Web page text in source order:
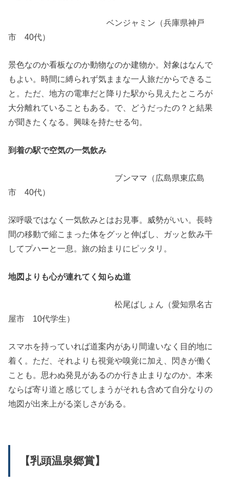
ベンジャミン（兵庫県神戸
市 40代）
景色なのか看板なのか動物なのか建物か。対象はなんで
もよい。時間に縛られず気ままな一人旅だからできるこ
と。ただ、地方の電車だと降りた駅から見えたところが
大分離れていることもある。で、どうだったの？と結果
が聞きたくなる。興味を持たせる句。
到着の駅で空気の一気飲み
ブンママ（広島県東広島
市 40代）
深呼吸ではなく一気飲みとはお見事。威勢がいい。長時
間の移動で縮こまった体をグッと伸ばし、ガッと飲み干
してプハーと一息。旅の始まりにピッタリ。
地図よりも心が連れてく知らぬ道
松尾ばしょん（愛知県名古
屋市 10代学生）
スマホを持っていれば道案内があり間違いなく目的地に
着く。ただ、それよりも視覚や嗅覚に加え、閃きが働く
ことも。思わぬ発見があるのか行き止まりなのか。本来
ならば寄り道と感じてしまうがそれも含めて自分なりの
地図が出来上がる楽しさがある。
【乳頭温泉郷賞】